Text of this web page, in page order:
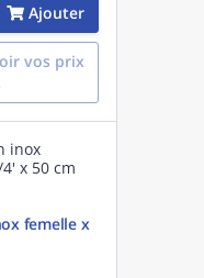
Ajouter
vos prix
femelle x